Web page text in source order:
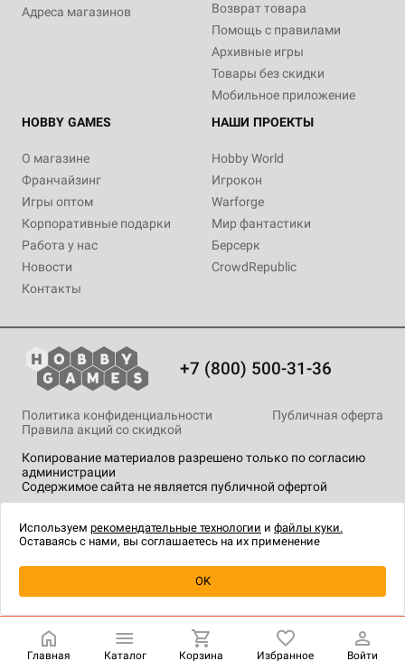
Уведомить о наличии
Адреса магазинов
Возврат товара
Помощь с правилами
Архивные игры
Товары без скидки
Мобильное приложение
HOBBY GAMES
О магазине
Франчайзинг
Игры оптом
Корпоративные подарки
Работа у нас
Новости
Контакты
НАШИ ПРОЕКТЫ
Hobby World
Игрокон
Warforge
Мир фантастики
Берсерк
CrowdRepublic
+7 (800) 500-31-36
Копирование материалов разрешено только по согласию
администрации
Содержимое сайта не является публичной офертой
Политика конфиденциальности
Публичная оферта
Правила акций со скидкой
технологии.
Главная Каталог Корзина Избранное Войти
Используем рекомендательные технологии и файлы куки.
Оставаясь с нами, вы соглашаетесь на их применение
OK